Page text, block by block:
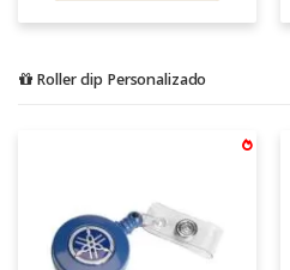
Roller clip Personalizado